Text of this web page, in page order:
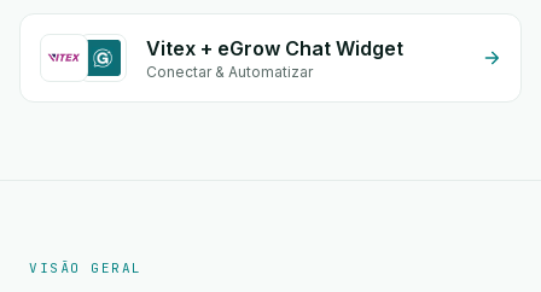
Vitex + eGrow Chat Widget
Conectar & Automatizar
VISÃO GERAL